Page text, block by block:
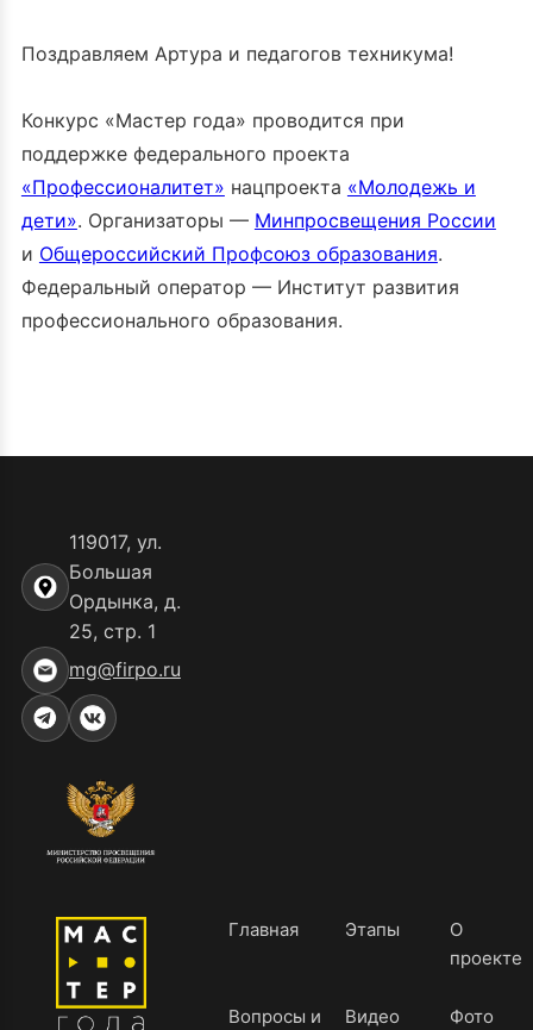
Поздравляем Артура и педагогов техникума!
Конкурс «Мастер года» проводится при
поддержке федерального проекта
«Профессионалитет» нацпроекта «Молодежь и
дети». Организаторы — Минпросвещения России
и Общероссийский Профсоюз образования.
Федеральный оператор — Институт развития
профессионального образования.
119017, ул.
Большая
Ордынка, д.
25, стр. 1
mg@firpo.ru
Главная Этапы
О
проекте
Вопросы и Видео Фото